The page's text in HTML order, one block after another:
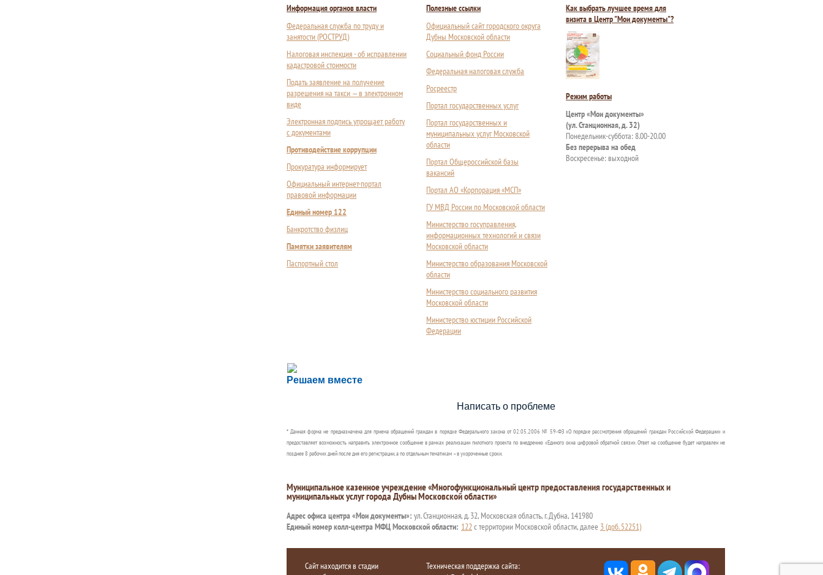
Информация органов власти
Федеральная служба по труду и
занятости (РОСТРУД)
Налоговая инспекция - об исправлении
кадастровой стоимости
Подать заявление на получение
разрешения на такси — в электронном
виде
Электронная подпись упрощает работу
с документами
Противодействие коррупции
Прокуратура информирует
Официальный интернет-портал
правовой информации
Единый номер 122
Банкротство физлиц
Памятки заявителям
Паспортный стол
Полезные ссылки
Официальный сайт городского округа
Дубны Московской области
Социальный фонд России
Федеральная налоговая служба
Росреестр
Портал государственных услуг
Портал государственных и
муниципальных услуг Московской
области
Портал Общероссийской базы
вакансий
Портал АО «Корпорация «МСП»
ГУ МВД России по Московской области
Министерство госуправления,
информационных технологий и связи
Московской области
Министерство образования Московской
области
Министерство социального развития
Московской области
Министерство юстиции Российской
Федерации
Как выбрать лучшее время для
визита в Центр "Мои документы"?
Режим работы
Центр «Мои документы»
(ул. Станционная, д. 32)
Понедельник-суббота: 8.00-20.00
Без перерыва на обед
Воскресенье: выходной
Решаем вместе
Сложности с получением социальной выплаты или пособия?
Сообщите об этом
Написать о проблеме
* Данная форма не предназначена для приема обращений граждан в порядке Федерального закона от 02.05.2006 № 59-ФЗ «О порядке рассмотрения обращений граждан Российской Федерации» и
предоставляет возможность направить электронное сообщение в рамках реализации пилотного проекта по внедрению «Единого окна цифровой обратной связи». Ответ на сообщение будет направлен не
позднее 8 рабочих дней после дня его регистрации, а по отдельным тематикам – в укороченные сроки.
Муниципальное казенное учреждение «Многофункциональный центр предоставления государственных и
муниципальных услуг города Дубны Московской области»
Адрес офиса центра «Мои документы»: ул. Станционная, д. 32, Московская область, г. Дубна, 141980
Единый номер колл-центра МФЦ Московской области: 122с территории Московской области, далее 3 (доб. 52251)
Сайт находится в стадии
Техническая поддержка сайта: